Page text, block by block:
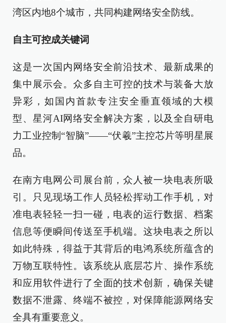
湾区内地8个城市，共同构建网络安全防线。
自主可控成关键词
这是一次国内网络安全前沿技术、最新成果的
集中展示会。众多自主可控的技术与装备大放
异彩，如国内首款专注安全垂直领域的大模
型、星河AI网络安全解决方案，以及全自研电
力工业控制“智脑”——“伏羲”主控芯片等明星展
品。
在南方电网公司展台前，众人被一块电表所吸
引。只见现场工作人员轻松挥动工作手机，对
准电表轻轻一扫一碰，电表的运行数据、档案
信息等便瞬间传送至手机端。这块电表之所以
如此特殊，得益于其背后的电鸿系统所蕴含的
万物互联特性。该系统从底层芯片、操作系统
和应用软件进行了全面的技术创新，确保关键
数据不泄露、终端不被控，对保障能源网络安
全具有重要意义。